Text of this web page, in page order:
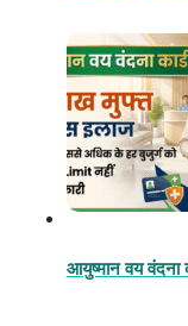
आयुष्मान वय